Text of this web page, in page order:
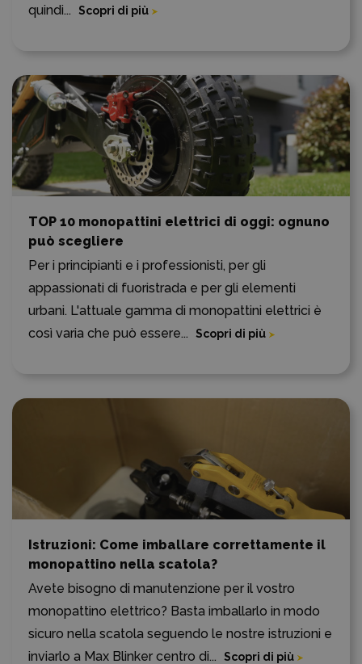
quindi... Scopri di più
TOP 10 monopattini elettrici di oggi: ognuno
può scegliere
Per i principianti e i professionisti, per gli
appassionati di fuoristrada e per gli elementi
urbani. L'attuale gamma di monopattini elettrici è
così varia che può essere...
Scopri di più
Istruzioni: Come imballare correttamente il
monopattino nella scatola?
Avete bisogno di manutenzione per il vostro
monopattino elettrico? Basta imballarlo in modo
sicuro nella scatola seguendo le nostre istruzioni e
inviarlo a Max Blinker centro di...
Scopri di più